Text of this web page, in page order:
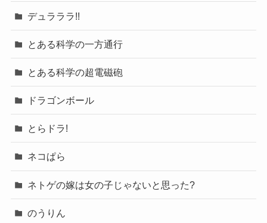
デュラララ!!
とある科学の一方通行
とある科学の超電磁砲
ドラゴンボール
とらドラ!
ネコぱら
ネトゲの嫁は女の子じゃないと思った?
のうりん